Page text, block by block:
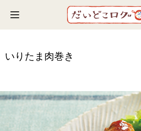
Toggle navigation
いりたま肉巻き